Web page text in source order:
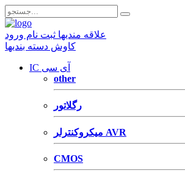
علاقه مندیها ثبت نام ورود
کاوش دسته بندیها
IC آی سی
other
رگلاتور
میکروکنترلر AVR
CMOS